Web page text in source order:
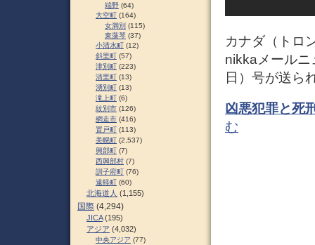
カナダ（トロ
nikkaメール
日）号が送ら
凶悪犯罪と死
む
端野 (64)
大空町 (164)
女満別 (115)
東藻琴 (37)
小清水町 (12)
斜里町 (57)
津別町 (223)
清里町 (13)
湧別町 (13)
滝上町 (6)
紋別市 (126)
網走市 (416)
置戸町 (113)
美幌町 (2,537)
興部町 (7)
西興部村 (7)
訓子府町 (76)
遠軽町 (60)
北海道人 (1,155)
国際 (4,294)
JICA(195)
アジア (4,032)
中央アジア (77)